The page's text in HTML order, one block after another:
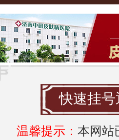
疾病也会引起皮肤瘙
济南挂号指南
在济南看皮肤瘙痒，
治。挂号时，可以通
1. **医院官网**：济
快速挂
温馨提示：本网站